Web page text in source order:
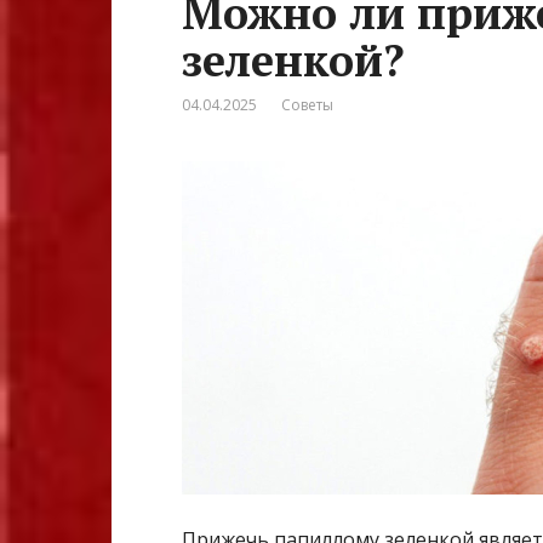
Можно ли
зеленкой?
04.04.2025 Советы